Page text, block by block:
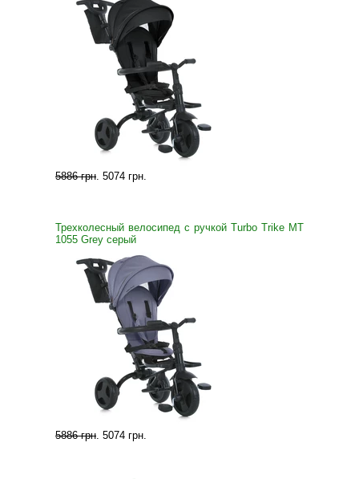
5886 грн. 5074 грн.
Трехколесный велосипед с ручкой Turbo Trike MT
1055 Grey серый
5886 грн. 5074 грн.